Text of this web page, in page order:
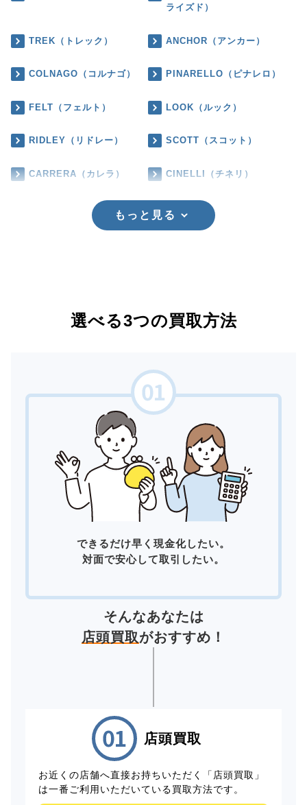
ライズド）
TREK（トレック） ANCHOR（アンカー）
COLNAGO（コルナゴ） PINARELLO（ピナレロ）
FELT（フェルト） LOOK（ルック）
RIDLEY（リドレー） SCOTT（スコット）
CARRERA（カレラ） CINELLI（チネリ）
もっと見る
選べる3つの買取方法
できるだけ早く現金化したい。
対面で安心して取引したい。
そんなあなたは
店頭買取がおすすめ！
店頭買取
お近くの店舗へ直接お持ちいただく「店頭買取」
は一番ご利用いただいている買取方法です。